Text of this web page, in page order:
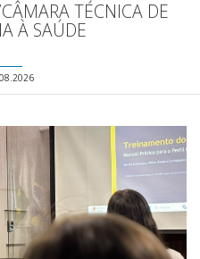
TÉCNICA DE
À SAÚDE